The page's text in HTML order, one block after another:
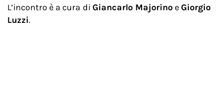
L’incontro è a cura di Giancarlo MajorinoeGiorgio
Luzzi.